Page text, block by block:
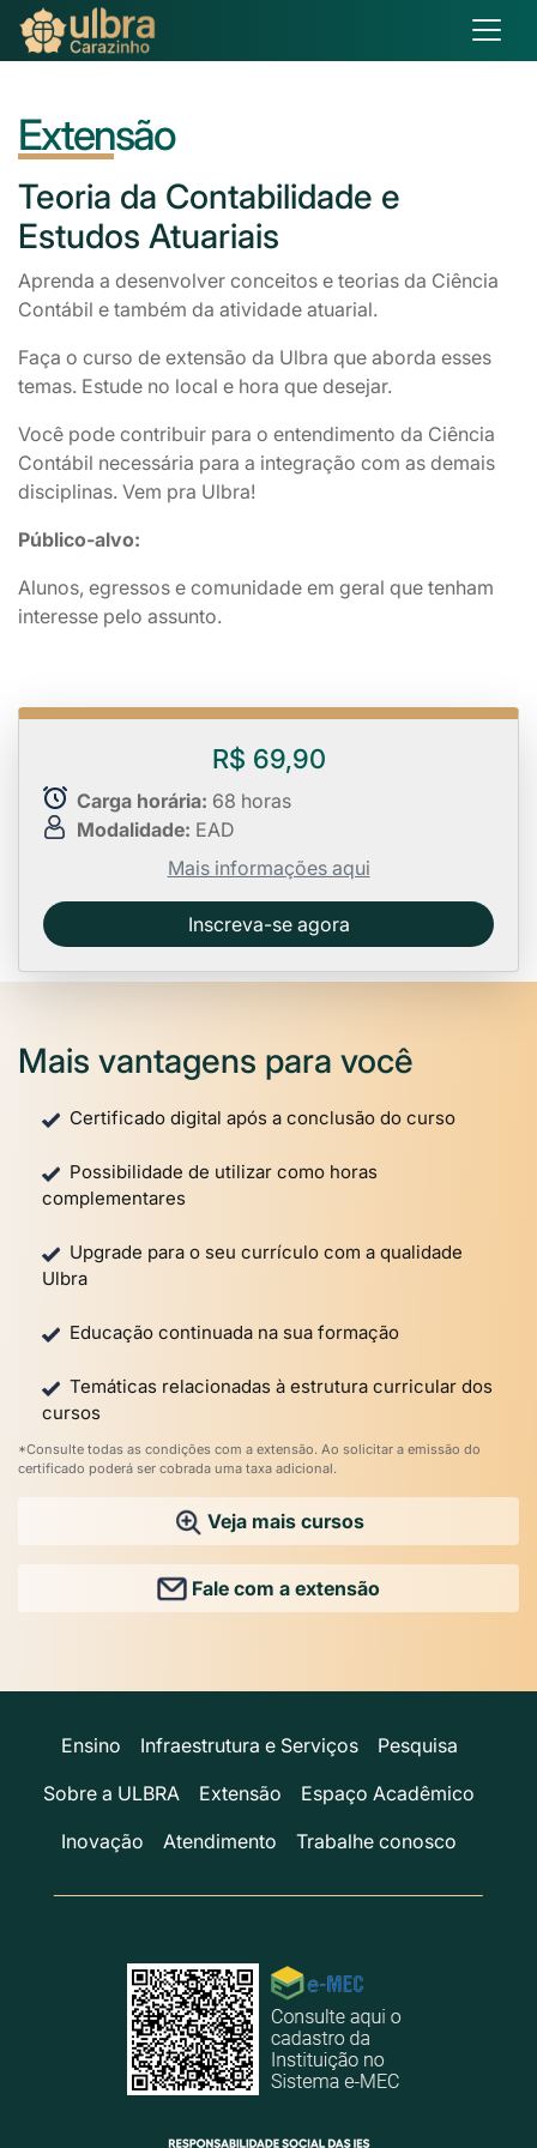
Extensão
Teoria da Contabilidade e
Estudos Atuariais
Aprenda a desenvolver conceitos e teorias da Ciência
Contábil e também da atividade atuarial.
Faça o curso de extensão da Ulbra que aborda esses
temas. Estude no local e hora que desejar.
Você pode contribuir para o entendimento da Ciência
Contábil necessária para a integração com as demais
disciplinas. Vem pra Ulbra!
Público-alvo:
Alunos, egressos e comunidade em geral que tenham
interesse pelo assunto.
R$ 69,90
Carga horária: 68 horas
Modalidade: EAD
Mais informações aqui
Inscreva-se agora
Mais vantagens para você
Certificado digital após a conclusão do curso
Possibilidade de utilizar como horas
complementares
Upgrade para o seu currículo com a qualidade
Ulbra
Educação continuada na sua formação
Temáticas relacionadas à estrutura curricular dos
cursos
*Consulte todas as condições com a extensão. Ao solicitar a emissão do
certificado poderá ser cobrada uma taxa adicional.
Veja mais cursos
Fale com a extensão
Ensino Infraestrutura e Serviços
Pesquisa
Sobre a ULBRA
Extensão
Espaço Acadêmico
Inovação
Atendimento Trabalhe conosco